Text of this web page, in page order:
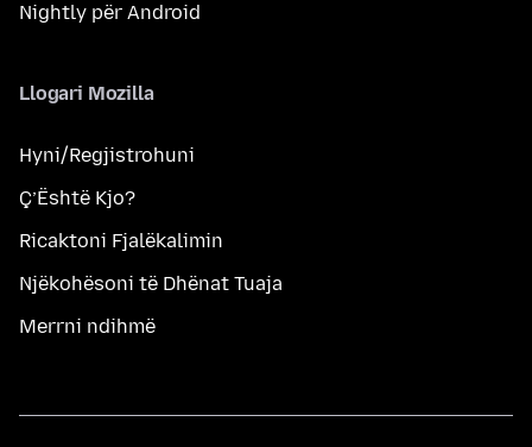
Nightly për Android
Llogari Mozilla
Hyni/Regjistrohuni
Ç’Është Kjo?
Ricaktoni Fjalëkalimin
Njëkohësoni të Dhënat Tuaja
Merrni ndihmë